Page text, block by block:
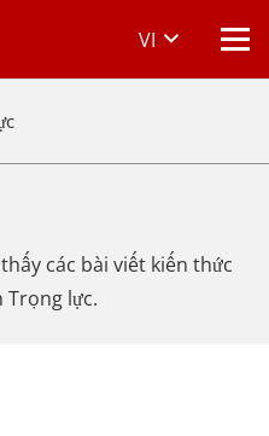
VI
các bài viết kiến thức
Trọng lực.